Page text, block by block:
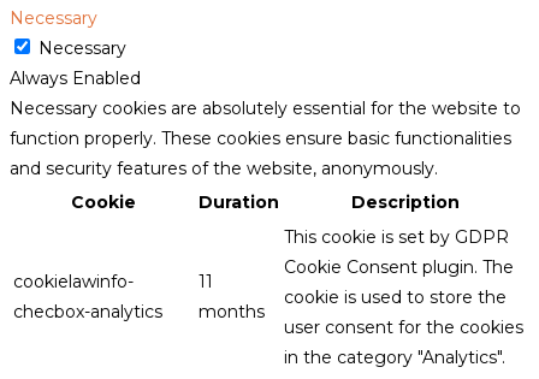
Necessary
Necessary
Always Enabled
Necessary cookies are absolutely essential for the website to
function properly. These cookies ensure basic functionalities
and security features of the website, anonymously.
Cookie
Duration Description
cookielawinfo-
checbox-analytics
11
months
This cookie is set by GDPR
Cookie Consent plugin. The
cookie is used to store the
user consent for the cookies
in the category "Analytics".